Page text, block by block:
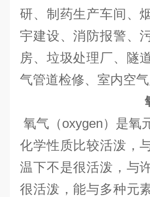
研、制药生产车间、
宇建设、消防报警、
房、垃圾处理厂、隧
气管道检修、室内空
氧气（oxygen）是氧
化学性质比较活泼，
温下不是很活泼，与
很活泼，能与多种元